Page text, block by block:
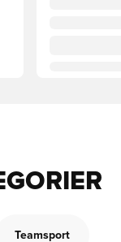
Teamsport